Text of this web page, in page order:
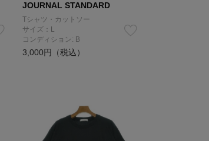
JOURNAL STANDARD
Tシャツ・カットソー
サイズ：L
コンディション: B
3,000円（税込）